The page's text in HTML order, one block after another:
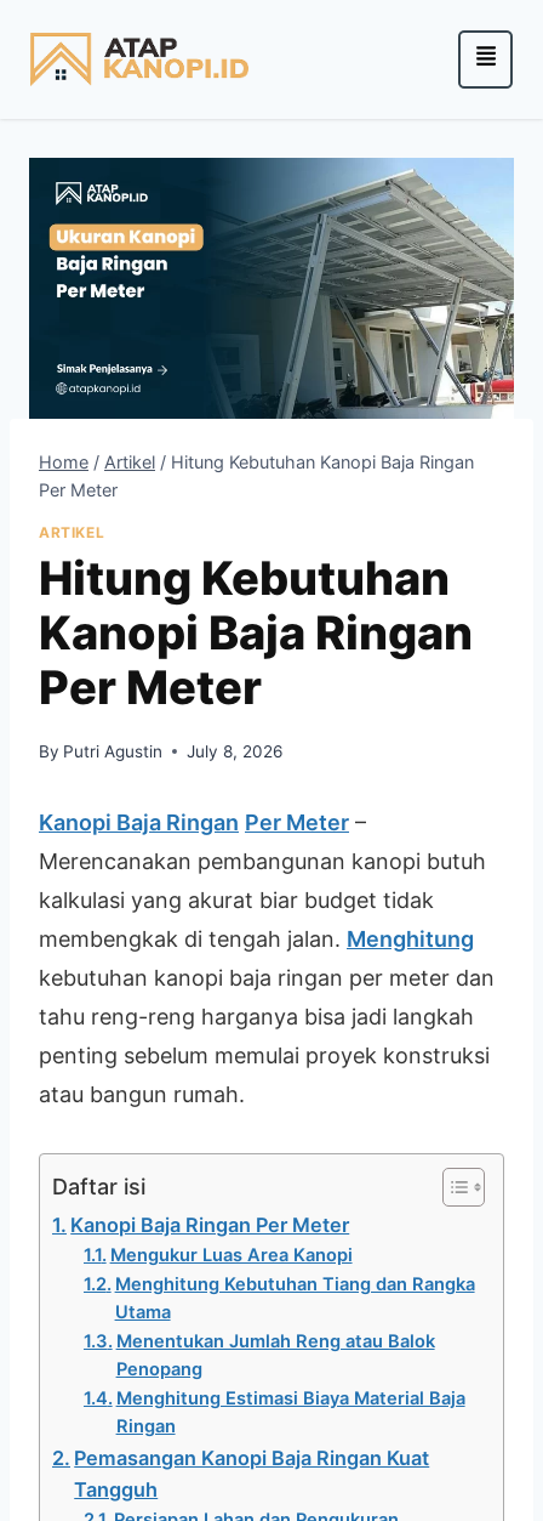
Home / Artikel / Hitung Kebutuhan Kanopi Baja Ringan
Per Meter
ARTIKEL
Hitung Kebutuhan
Kanopi Baja Ringan
Per Meter
By Putri Agustin July 8, 2026
Kanopi Baja Ringan Per Meter –
Merencanakan pembangunan kanopi butuh
kalkulasi yang akurat biar budget tidak
membengkak di tengah jalan. Menghitung
kebutuhan kanopi baja ringan per meter dan
tahu reng-reng harganya bisa jadi langkah
penting sebelum memulai proyek konstruksi
atau bangun rumah.
Daftar isi
Kanopi Baja Ringan Per Meter
Mengukur Luas Area Kanopi
Menghitung Kebutuhan Tiang dan Rangka
Utama
Menentukan Jumlah Reng atau Balok
Penopang
Menghitung Estimasi Biaya Material Baja
Ringan
Pemasangan Kanopi Baja Ringan Kuat
Tangguh